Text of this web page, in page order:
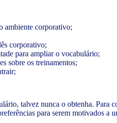
ambiente corporativo;
corporativo;
para ampliar o vocabulário;
sobre os treinamentos;
talvez nunca o obtenha. Para
para serem motivados a